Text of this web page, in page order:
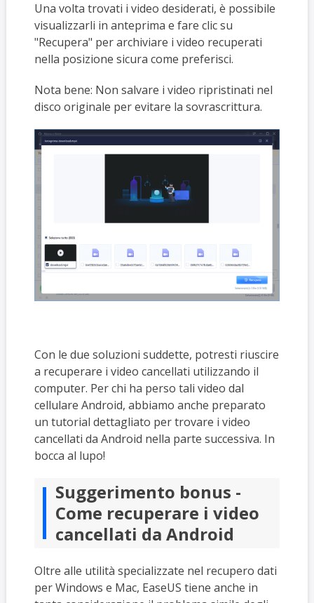
Una volta trovati i video desiderati, è possibile
visualizzarli in anteprima e fare clic su
"Recupera" per archiviare i video recuperati
nella posizione sicura come preferisci.
Nota bene: Non salvare i video ripristinati nel
disco originale per evitare la sovrascrittura.
Con le due soluzioni suddette, potresti riuscire
a recuperare i video cancellati utilizzando il
computer. Per chi ha perso tali video dal
cellulare Android, abbiamo anche preparato
un tutorial dettagliato per trovare i video
cancellati da Android nella parte successiva. In
bocca al lupo!
Suggerimento bonus -
Come recuperare i video
cancellati da Android
Oltre alle utilità specializzate nel recupero dati
per Windows e Mac, EaseUS tiene anche in